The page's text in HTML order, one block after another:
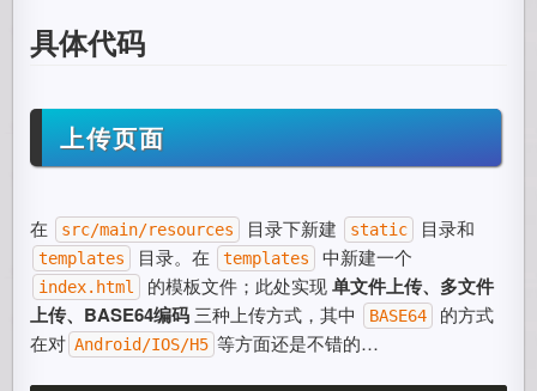
具体代码
上传页面
在 src/main/resources 目录下新建 static 目录和
templates 目录。在 templates 中新建一个
index.html 的模板文件；此处实现单文件上传、多文件
上传、BASE64编码 三种上传方式，其中 BASE64
的方式
在对 Android/IOS/H5 等方面还是不错的…